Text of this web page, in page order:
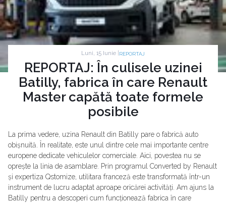
Luni, 15 Iunie | REPORTAJ
REPORTAJ: În culisele uzinei
Batilly, fabrica în care Renault
Master capătă toate formele
posibile
La prima vedere, uzina Renault din Batilly pare o fabrică auto
obișnuită. În realitate, este unul dintre cele mai importante centre
europene dedicate vehiculelor comerciale. Aici, povestea nu se
oprește la linia de asamblare. Prin programul Converted by Renault
și expertiza Qstomize, utilitara franceză este transformată într-un
instrument de lucru adaptat aproape oricărei activități. Am ajuns la
Batilly pentru a descoperi cum funcționează fabrica în care